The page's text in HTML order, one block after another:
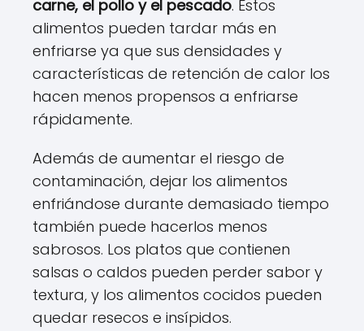
carne, el pollo y el pescado. Estos
alimentos pueden tardar más en
enfriarse ya que sus densidades y
características de retención de calor los
hacen menos propensos a enfriarse
rápidamente.
Además de aumentar el riesgo de
contaminación, dejar los alimentos
enfriándose durante demasiado tiempo
también puede hacerlos menos
sabrosos. Los platos que contienen
salsas o caldos pueden perder sabor y
textura, y los alimentos cocidos pueden
quedar resecos e insípidos.